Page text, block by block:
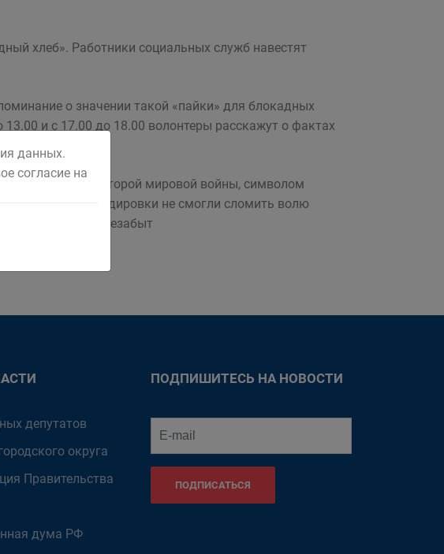
хлеб». Работники социальных служб навестят
о значении такой «пайки» для блокадных
и с 17.00 до 18.00 волонтеры расскажут о фактах
из сражений Второй мировой войны, символом
и бомбардировки не смогли сломить волю
#никтонезабыт
депутатов
округа
Правительства
дума РФ
ПОДПИШИТЕСЬ НА НОВОСТИ
ПОДПИСАТЬСЯ
данных.
согласие на